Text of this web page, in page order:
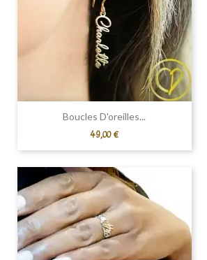
Boucles D'oreilles...
Prix
49,00 €